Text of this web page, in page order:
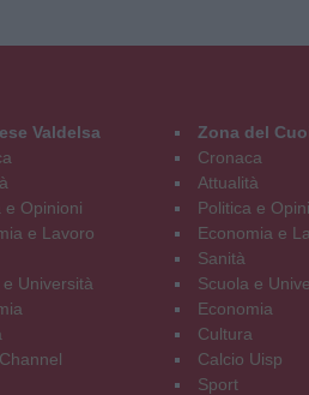
Valdelsa
e Opinioni
e Lavoro
e Università
Zona del
Cronaca
Attualità
Politica e
Economia e
Sanità
Scuola e
Economia
Cultura
Calcio Uisp
Sport